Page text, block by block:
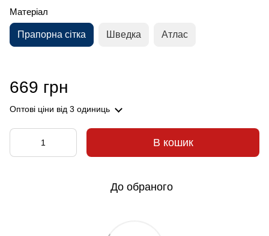
Матеріал
Прапорна сітка Шведка Атлас
669 грн
Оптові ціни від 3 одиниць
В кошик
До обраного